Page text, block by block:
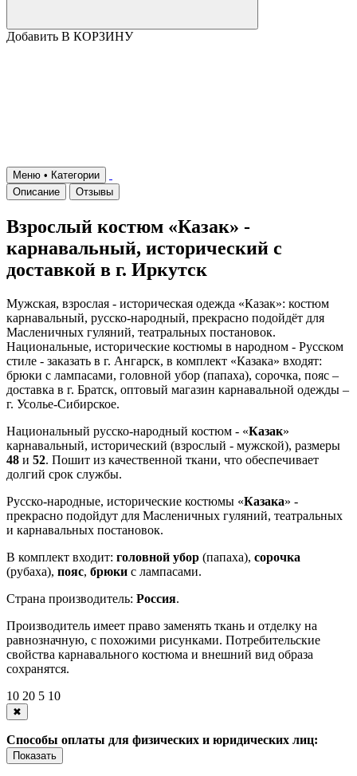
Добавить В КОРЗИНУ
Меню • Категории
Описание
Отзывы
Взрослый костюм «Казак» -
карнавальный, исторический с
доставкой в г. Иркутск
Мужская, взрослая - историческая одежда «Казак»: костюм
карнавальный, русско-народный, прекрасно подойдёт для
Масленичных гуляний, театральных постановок.
Национальные, исторические костюмы в народном - Русском
стиле - заказать в г. Ангарск, в комплект «Казака» входят:
брюки с лампасами, головной убор (папаха), сорочка, пояс –
доставка в г. Братск, оптовый магазин карнавальной одежды –
г. Усолье-Сибирское.
Национальный русско-народный костюм - «Казак»
карнавальный, исторический (взрослый - мужской), размеры
48 и 52. Пошит из качественной ткани, что обеспечивает
долгий срок службы.
Русско-народные, исторические костюмы «Казака» -
прекрасно подойдут для Масленичных гуляний, театральных
и карнавальных постановок.
В комплект входит: головной убор (папаха), сорочка
(рубаха), пояс, брюки с лампасами.
Страна производитель: Россия.
Производитель имеет право заменять ткань и отделку на
равнозначную, с похожими рисунками. Потребительские
свойства карнавального костюма и внешний вид образа
сохранятся.
10 20 5 10
✖
Способы оплаты для физических и юридических лиц:
Показать